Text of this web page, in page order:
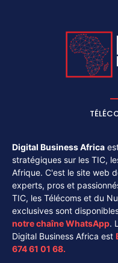
Digital Business Africa
stratégiques sur les TIC,
Afrique. C'est le site web
experts, pros et
TIC, les Télécoms et du
exclusives sont
notre chaîneWhatsApp.
Digital Business Africa est
674 61 01 68.